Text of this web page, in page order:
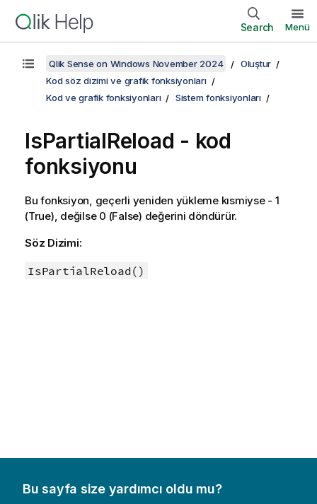
Search Menü
Qlik Sense on Windows November 2024
Oluştur
Kod söz dizimi ve grafik fonksiyonları
Kod ve grafik fonksiyonları
Sistem fonksiyonları
IsPartialReload - kod
fonksiyonu
Bu fonksiyon, geçerli yeniden yükleme kısmiyse - 1
(True), değilse 0 (False) değerini döndürür.
Söz Dizimi:
IsPartialReload()
Bu sayfa size yardımcı oldu mu?